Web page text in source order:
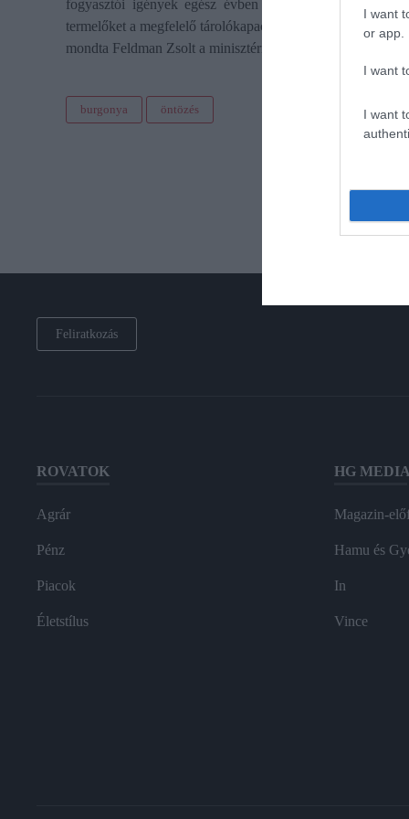
I want
or app.
I want
I want
fogyasztói igények egész évben egyenlő minőséget és
termelőket a megfelelő tárolókapacitás, gépparkjuk
mondta Feldman Zsolt a minisztérium közleménye szerint.
burgonya öntözés
Feliratkozás
ROVATOK
Agrár
Pénz
Piacok
Életstílus
HG MEDIA
Magazin-
Hamu és
In
Vince